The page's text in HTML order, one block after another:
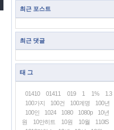
최근 포스트
최근 댓글
태 그
01410 01411 019 1 1% 1.3
100가지
100건 100계명 100년
100인
1024 1080 1080p 10년
원
10만히트 10원 10월 110IS